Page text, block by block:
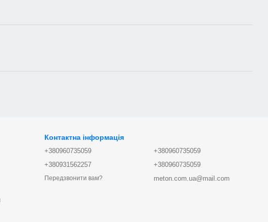
Контактна інформація
+380960735059
+380931562257
Передзвонити вам?
+380960735059
+380960735059
meton.com.ua@mail.com